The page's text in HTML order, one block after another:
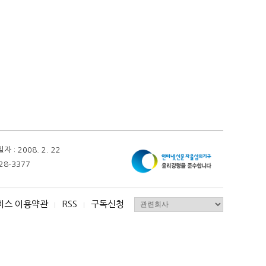
자 : 2008. 2. 22
3377
스 이용약관 I RSS I 구독신청